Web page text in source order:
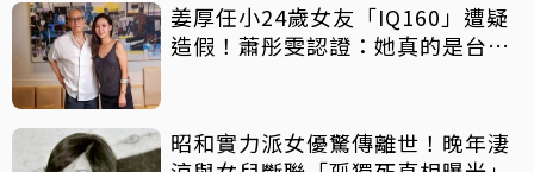
姜厚任小24歲女友「IQ160」遭疑
造假！蕭彤雯認證：她真的是台大
昭和實力派女優驚傳離世！晚年淒